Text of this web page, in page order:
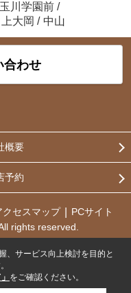
玉川学園前 /
上大岡 / 中山
合わせ
概要
予約
クセスマップ
PCサイト
rights reserved.
、サービス向上検討を目的と
をご確認ください。